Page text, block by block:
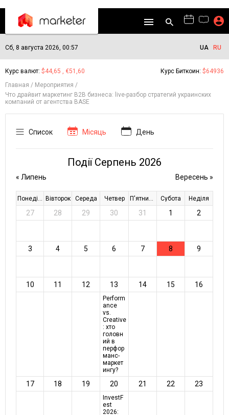
Сб, 8 августа 2026, 00:57 UA RU
Курс валют: $44,65 , €51,60 Курс Биткоин: $64936
Главная
Мероприятия
Что драйвит маркетинг В2В бизнеса: live-разбор стратегий украинских
компаний от агентства BASE